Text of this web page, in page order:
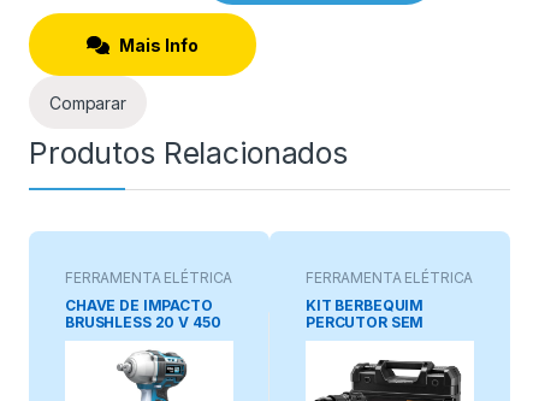
Mais Info
Comparar
Produtos Relacionados
FERRAMENTA ELÉTRICA
CHAVE DE IMPACTO
BRUSHLESS 20 V 450
Nm SEM BATERIA
NEM CARREGADOR
FERRAMENTA ELÉTRICA
KIT BERBEQUIM
PERCUTOR SEM
ESCOVAS MCLAREN
XR 18 V Ø13 mm, COM
2 BATERIAS 5 Ah E
CARREGADOR